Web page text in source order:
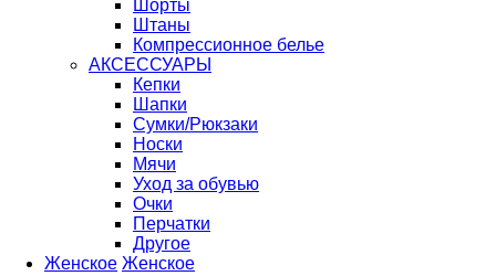
Шорты
Штаны
Компрессионное белье
АКСЕССУАРЫ
Кепки
Шапки
Сумки/Рюкзаки
Носки
Мячи
Уход за обувью
Очки
Перчатки
Другое
Женское Женское